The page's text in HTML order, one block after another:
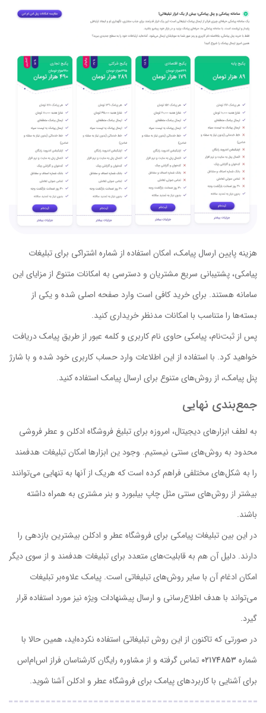
هزینه پایین ارسال پیامک، امکان استفاده از شماره اشتراکی برای تبلیغات
پیامکی، پشتیبانی سریع مشتریان و دسترسی به امکانات متنوع از مزایای این
سامانه هستند. برای خرید کافی است وارد صفحه اصلی شده و یکی از
بسته‌ها را متناسب با امکانات مدنظر خریداری کنید.
پس از ثبت‌نام، پیامکی حاوی نام کاربری و کلمه عبور از طریق پیامک دریافت
خواهید کرد. با استفاده از این اطلاعات وارد حساب کاربری خود شده و با شارژ
پنل پیامک، از روش‌های متنوع برای ارسال پیامک استفاده کنید.
جمع‌بندی نهایی
به لطف ابزارهای دیجیتال، امروزه برای تبلیغ فروشگاه ادکلن و عطر فروشی
محدود به روش‌های سنتی نیستیم. وجود ین ابزارها امکان تبلیغات هدفمند
را به شکل‌های مختلفی فراهم کرده است که هریک از آنها به تنهایی می‌توانند
بیشتر از روش‌های سنتی مثل چاپ بیلبورد و بنر مشتری به همراه داشته
باشند.
در این بین تبلیغات پیامکی برای فروشگاه عطر و ادکلن بیشترین بازدهی را
دارند. دلیل آن هم به قابلیت‌های متعدد برای تبلیغات هدفمند و از سوی دیگر
امکان ادغام آن با سایر روش‌های تبلیغاتی است. پیامک علاوه‌بر تبلیغات
می‌تواند با هدف اطلاع‌رسانی و ارسال پیشنهادات ویژه نیز مورد استفاده قرار
گیرد.
در صورتی که تاکنون از این روش تبلیغاتی استفاده نکرده‌اید، همین حالا با
شماره ۰۲۱۷۴۸۵۳ تماس گرفته و از مشاوره رایگان کارشناسان فراز اس‌ام‌اس
برای آشنایی با کاربردهای پیامک برای فروشگاه عطر و ادکلن آشنا شوید.